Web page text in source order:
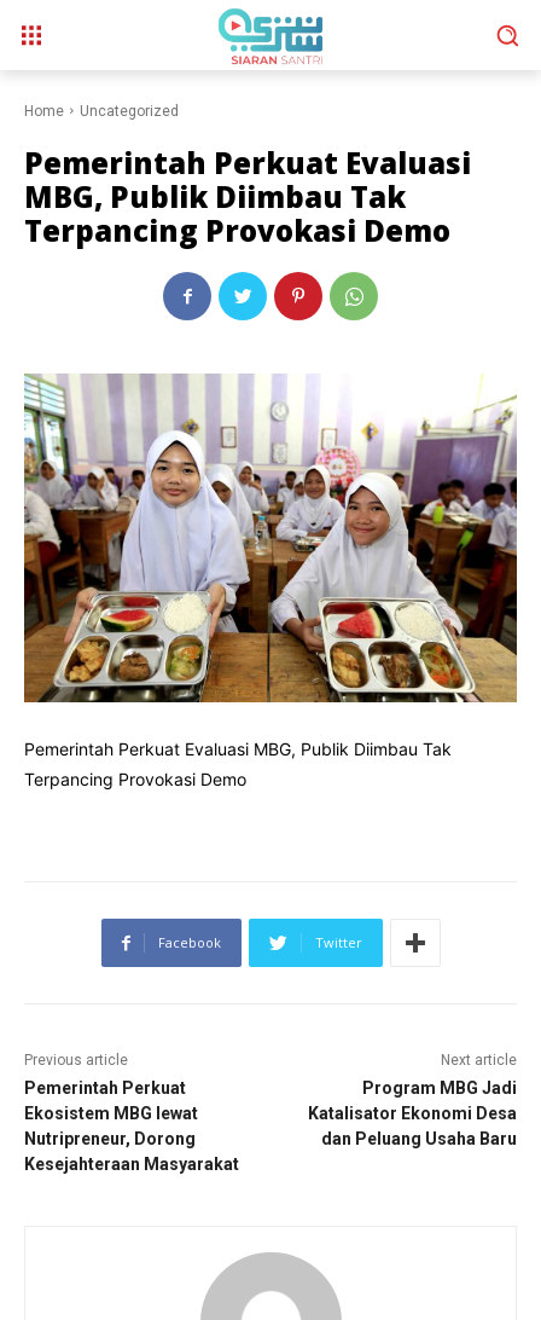
Home Uncategorized
Pemerintah Perkuat Evaluasi
MBG, Publik Diimbau Tak
Terpancing Provokasi Demo
Pemerintah Perkuat Evaluasi MBG, Publik Diimbau Tak
Terpancing Provokasi Demo
Facebook Twitter
Previous article
Pemerintah Perkuat
Ekosistem MBG lewat
Nutripreneur, Dorong
Kesejahteraan Masyarakat
Next article
Program MBG Jadi
Katalisator Ekonomi Desa
dan Peluang Usaha Baru